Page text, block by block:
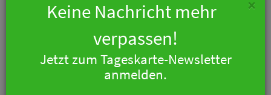
Keine Nachricht mehr
verpassen!
Jetzt zum Tageskarte-Newsletter